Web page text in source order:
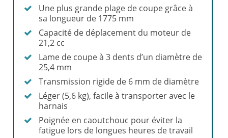
Une plus grande plage de coupe grâce à
sa longueur de 1775 mm
Capacité de déplacement du moteur de
21,2 cc
Lame de coupe à 3 dents d’un diamètre de
25,4 mm
Transmission rigide de 6 mm de diamètre
Léger (5,6 kg), facile à transporter avec le
harnais
Poignée en caoutchouc pour éviter la
fatigue lors de longues heures de travail